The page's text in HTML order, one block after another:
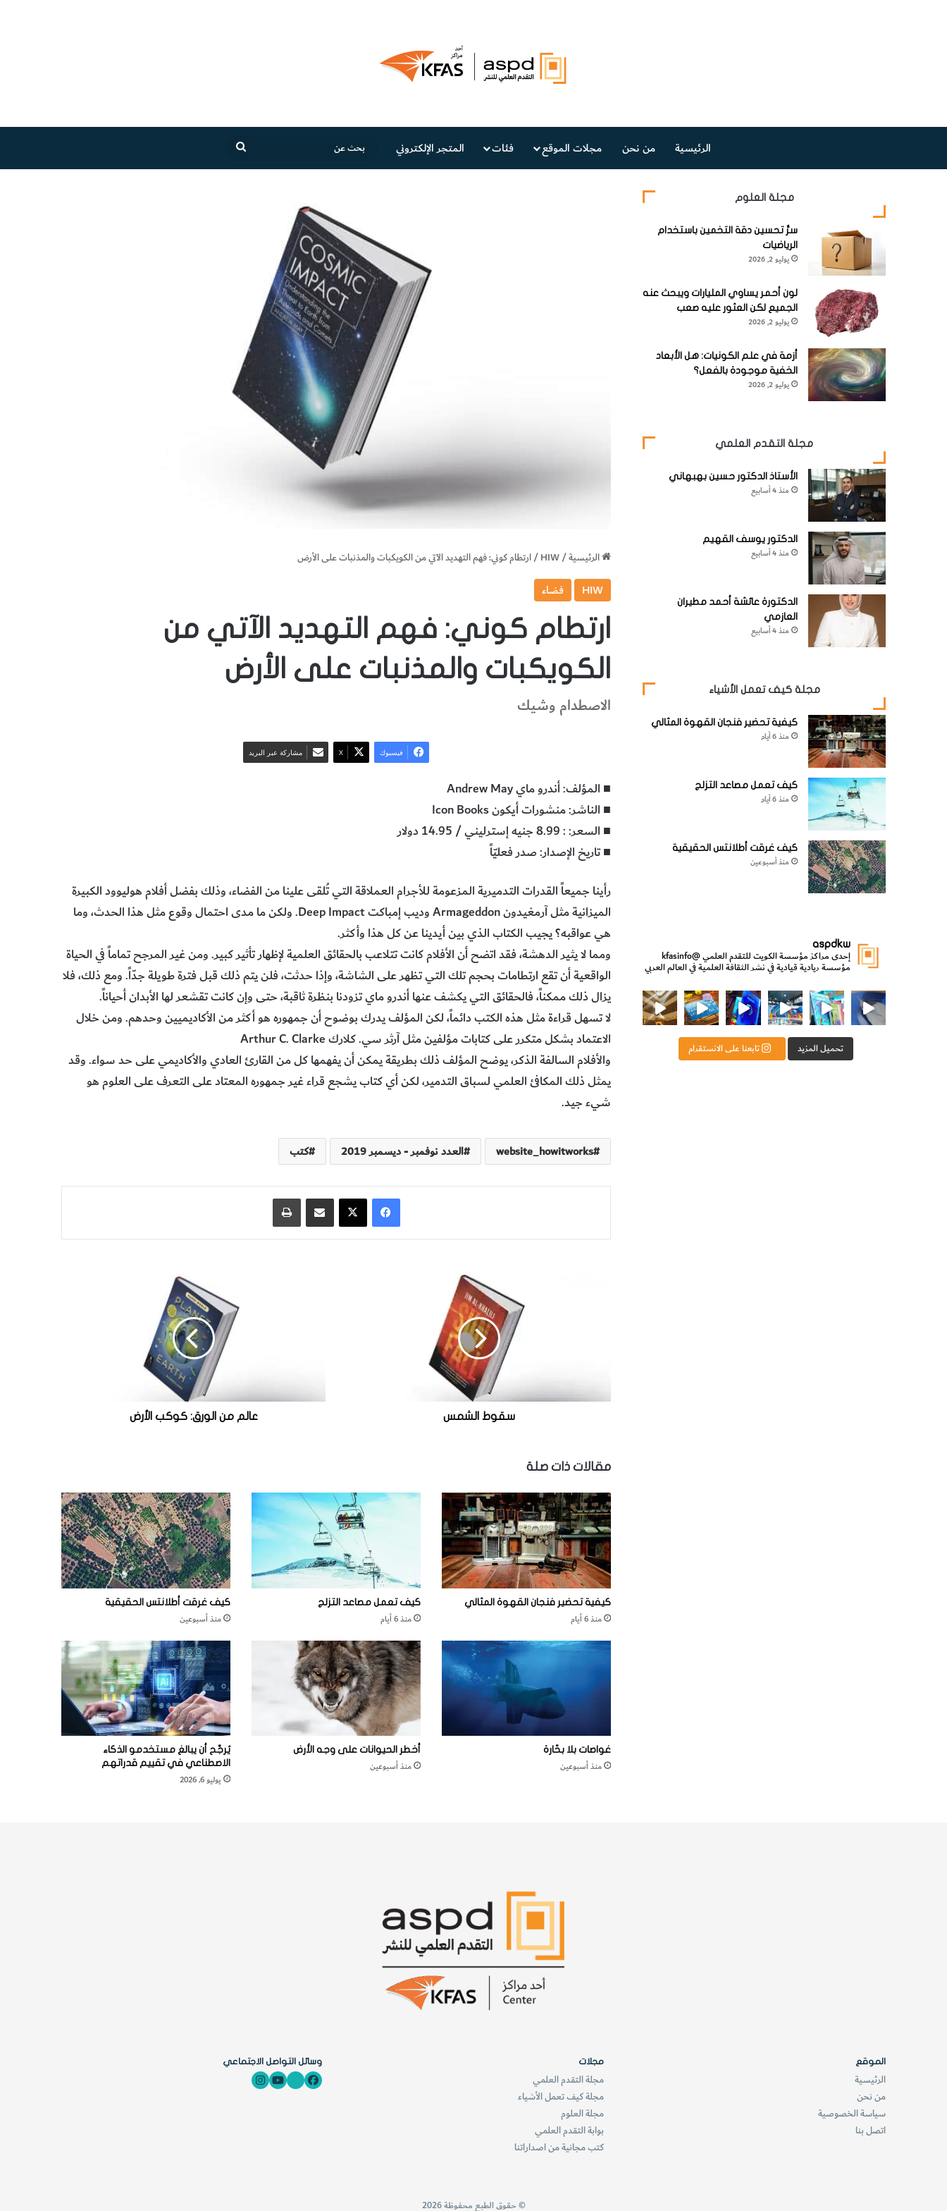
الرئيسية من نحن مجلات الموقع فئات المتجر الإلكتروني
عن
الرئيسية/
HIW
/ارتطام كوني: فهم التهديد الآتي من الكويكبات والمذنبات على الأرض
HIW فضاء
ارتطام كوني: فهم التهديد الآتي من
الكويكبات والمذنبات على الأرض
الاصطدام وشيك
فيسبوك ‫X مشاركة عبر البريد
■ المؤلف: أندرو ماي Andrew May
■ الناشر: منشورات أيكون Icon Books
■ السعر: : 8.99 جنيه إسترليني / 14.95 دولار
■ تاريخ الإصدار: صدر فعليّاً
رأينا جميعاً القدرات التدميرية المزعومة للأجرام العملاقة التي تُلقى علينا من الفضاء، وذلك بفضل أفلام هوليوود الكبيرة
الميزانية مثل آرمغيدون Armageddon وديب إمباكت Deep Impact. ولكن ما مدى احتمال وقوع مثل هذا الحدث، وما
هي عواقبه؟ يجيب الكتاب الذي بين أيدينا عن كل هذا وأكثر.
ومما لا يثير الدهشة، فقد اتضح أن الأفلام كانت تتلاعب بالحقائق العلمية لإظهار تأثير كبير. ومن غير المرجح تماماً في الحياة
الواقعية أن تقع ارتطامات بحجم تلك التي تظهر على الشاشة، وإذا حدثت، فلن يتم ذلك قبل فترة طويلة جدّاً. ومع ذلك، فلا
يزال ذلك ممكناً، فالحقائق التي يكشف عنها أندرو ماي تزودنا بنظرة ثاقبة، حتى وإن كانت تقشعر لها الأبدان أحياناً.
لا تسهل قراءة مثل هذه الكتب دائماً، لكن المؤلف يدرك بوضوح أن جمهوره هو أكثر من الأكاديميين وحدهم. ومن خلال
الاعتماد بشكل متكرر على كتابات مؤلفين مثل آرثر سي. كلارك Arthur C. Clarke
والأفلام السالفة الذكر، يوضح المؤلف ذلك بطريقة يمكن أن يفهمها كل من القارئ العادي والأكاديمي على حد سواء. وقد
يمثل ذلك المكافئ العلمي لسباق التدمير، لكن أي كتاب يشجع قراء غير جمهوره المعتاد على التعرف على العلوم هو
شيء جيد.
website_howitworks العدد نوفمبر - ديسمبر 2019 كتب
فيسبوك ‫X مشاركة عبر البريد
س
سقوط الشمس
و
ك
ب
ل
أ
ر
عالم من الورق: كوكب الأرض
مقالات ذات صلة
كيفية تحضير فنجان القهوة المثالي
منذ 6 أيام
كيف تعمل مصاعد التزلج
منذ 6 أيام
كيف غرقت أطلانتس الحقيقية
منذ أسبوعين
غواصات بلا بحّارة
منذ أسبوعين
أخطر الحيوانات على وجه الأرض
منذ أسبوعين
يُرجَّح أن يبالغ مستخدمو الذكاء
الاصطناعي في تقييم قدراتهم
يوليو 6, 2026
مجلة العلوم
سرُّ تحسين دقة التخمين باستخدام
الرياضيات
يوليو 2, 2026
لون أحمر يساوي المليارات ويبحث عنه
الجميع لكن العثور عليه صعب
يوليو 2, 2026
أزمة في علم الكونيات: هل الأبعاد
الخفية موجودة بالفعل؟
يوليو 2, 2026
مجلة التقدم العلمي
الأستاذ الدكتور حسين بهبهاني
منذ 4 أسابيع
الدكتور يوسف القهيم
منذ 4 أسابيع
الدكتورة عائشة أحمد مطيران
العازمي
منذ 4 أسابيع
مجلة كيف تعمل الأشياء
كيفية تحضير فنجان القهوة المثالي
منذ 6 أيام
كيف تعمل مصاعد التزلج
منذ 6 أيام
كيف غرقت أطلانتس الحقيقية
منذ أسبوعين
aspdkw
إحدى مراكز مؤسسة الكويت للتقدم العلمي@kfasinfo
مؤسسة ريادية قيادية في نشر الثقافة العلمية في العالم العربي
ووزير الدولة لشؤون الش
من الأعماق نكتشف ومن الكتب نتعلّم⁨ رجعنا! ما كنّا بعيد! مجهزين لكم كل جديد!⁩
تحميل المزيد تابعنا على الانستقرام
الموقع
الرئيسية
من نحن
سياسة الخصوصية
اتصل بنا
مجلات
مجلة التقدم العلمي
مجلة كيف تعمل الأشياء
مجلة العلوم
بوابة التقدم العلمي
كتب مجانية من اصداراتنا
وسائل التواصل الاجتماعي
© حقوق الطبع محفوظة 2026